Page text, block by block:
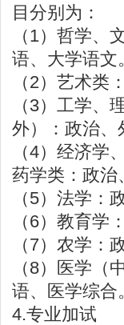
目分别为：
（1）哲学、
语、大学语文
（2）艺术类
（3）工学、
外）：政治、
（4）经济学
药学类：政治
（5）法学：
（6）教育学
（7）农学：
（8）医学（
语、医学综合
4.专业加试